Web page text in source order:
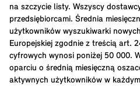
na szczycie listy. Wszyscy
przedsiębiorcami. Średnia
użytkowników wyszukiwarki
Europejskiej zgodnie z treścią art.
cyfrowych wynosi poniżej 50 000.
oparciu o średnią miesięczną
aktywnych użytkowników w